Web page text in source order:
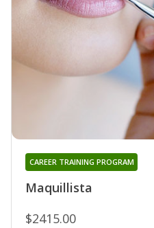
Maquillista
CAREER TRAINING PROGRAM
$2415.00